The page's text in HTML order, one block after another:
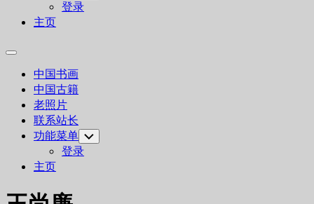
Menu
登录
主页
Expand
中国书画
中国古籍
老照片
联系站长
功能菜单 Toggle
Child
Menu
登录
主页